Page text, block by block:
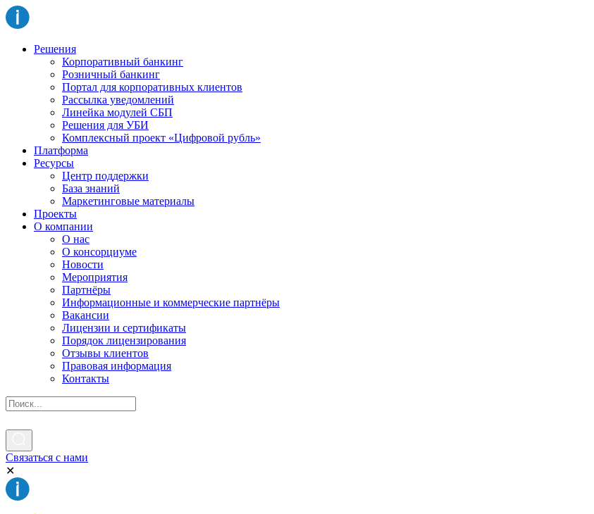
Решения
Корпоративный банкинг
Розничный банкинг
Портал для корпоративных клиентов
Рассылка уведомлений
Линейка модулей СБП
Решения для УБИ
Комплексный проект «Цифровой рубль»
Платформа
Ресурсы
Центр поддержки
База знаний
Маркетинговые материалы
Проекты
О компании
О нас
О консорциуме
Новости
Мероприятия
Партнёры
Информационные и коммерческие партнёры
Вакансии
Лицензии и сертификаты
Порядок лицензирования
Отзывы клиентов
Правовая информация
Контакты
Связаться с нами
✕